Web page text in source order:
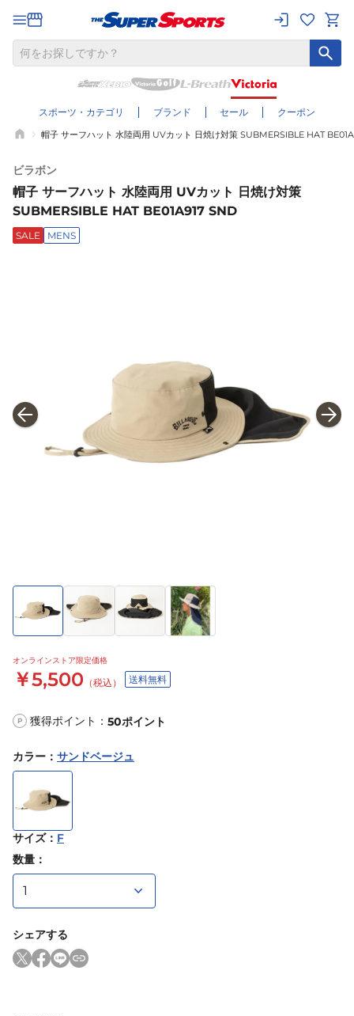
スポーツ・カテゴリ ブランド セール クーポン
帽子 サーフハット 水陸両用 UVカット 日焼け対策 SUBMERSIBLE HAT
ビラボン
帽子 サーフハット 水陸両用 UVカット 日焼け対策
SUBMERSIBLE HAT BE01A917 SND
SALE MENS
オンラインストア限定価格
￥5,500 （税込） 送料無料
P 獲得ポイント： 50ポイント
カラー ： サンドベージュ
サイズ： F
数量：
シェアする